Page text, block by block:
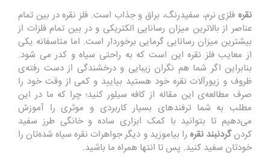
نقره فلزی نرم، سفیدرنگ، براق و جذاب است. فلز نقره در بین تمام
عناصر از بالاترین میزان رسانایی الکتریکی و در بین تمام فلزات از
بیشترین میزان رسانایی گرمایی برخوردار است. اما متاسفانه یکی
از معایب فلز نقره این است که به راحتی سیاه و کدر می شود.
بنابراین اگر شما هم نگران زیبایی و درخشندگی از دست رفته‌ی
ظروف و زیورآلات نقره خود هستید بیایید و کمی از وقت خود را
صرف مطالعه‌ی این مقاله از کافه سیلور کنید؛ چرا که ما در این
مطلب به شما ترفندهای بسیار کاربردی و موثری را آموزش
می‌دهیم تا بتوانید با کمک ابزاری ساده و خانگی طرز سفید
کردنگردنبند نقره را بیاموزید و دیگر جواهرات نقره سیاه شده‌تان را
خودتان سفید کنید. پس تا انتها همراه ما باشید.